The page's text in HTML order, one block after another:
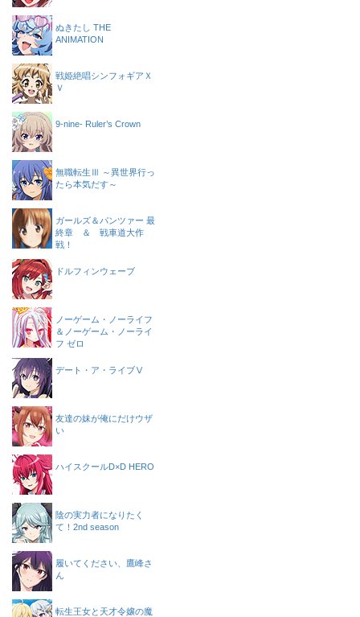
ぬきたし THE
ANIMATION
戦姫絶唱シンフォギアＸ
Ｖ
9-nine- Ruler’s Crown
無職転生Ⅲ ～異世界行っ
たら本気だす～
ガールズ＆パンツァー 最
終章 ＆ 戦車道大作
戦！
ドルフィンウェーブ
ノーゲーム・ノーライフ
＆ノーゲーム・ノーライ
フ ゼロ
デート・ア・ライブⅤ
友達の妹が俺にだけウザ
い
ハイスクールD×D HERO
陰の実力者になりたく
て！2nd season
履いてください、鷹峰さ
ん
転生王女と天才令嬢の魔